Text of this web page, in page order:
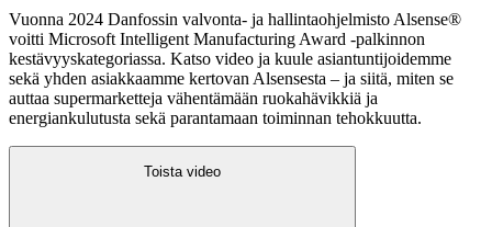
Vuonna 2024 Danfossin valvonta- ja hallintaohjelmisto Alsense®
voitti Microsoft Intelligent Manufacturing Award -palkinnon
kestävyyskategoriassa. Katso video ja kuule asiantuntijoidemme
sekä yhden asiakkaamme kertovan Alsensesta – ja siitä, miten se
auttaa supermarketteja vähentämään ruokahävikkiä ja
energiankulutusta sekä parantamaan toiminnan tehokkuutta.
Toista video